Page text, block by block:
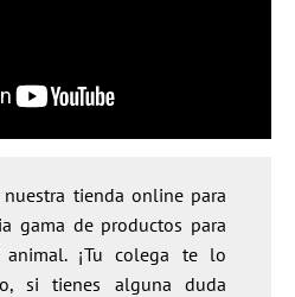
tienda online para
gama de productos para
¡Tu colega te lo
si tienes alguna duda